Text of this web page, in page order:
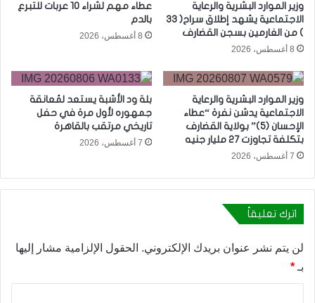
وزير الموارد البشرية والرعاية
الاجتماعية يشهد إطلاق سراح( 33
) من الغارمين بسجن القضارف
8 أغسطس، 2026
عطاء مهم لشراء 10 عربات للتبرع
بالدم
8 أغسطس، 2026
وزير الموارد البشرية والرعاية
الاجتماعية يدشن نفرة “عطاء
الإحسان (5)” بولاية القضارف
بتكلفة تجاوزت 27 مليار جنيه
7 أغسطس، 2026
بلة ود الأشبة يستعد لمُعانقة
جمهوره لأول مرة في حفل
تاريخي مرتقب بالقاهرة
7 أغسطس، 2026
اترك تعليقاً
لن يتم نشر عنوان بريدك الإلكتروني. الحقول الإلزامية مشار إليها
بـ *